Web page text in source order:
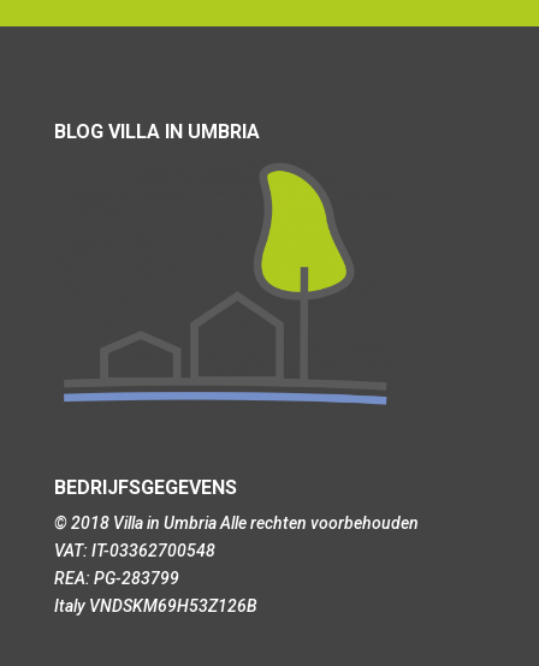
BLOG VILLA IN UMBRIA
BEDRIJFSGEGEVENS
© 2018 Villa in Umbria Alle rechten voorbehouden
VAT: IT-03362700548
REA: PG-283799
Italy VNDSKM69H53Z126B